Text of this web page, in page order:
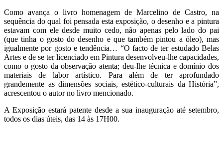
Como avança o livro homenagem de Marcelino de Castro, na
sequência do qual foi pensada esta exposição, o desenho e a pintura
estavam com ele desde muito cedo, não apenas pelo lado do pai
(que tinha o gosto do desenho e que também pintou a óleo), mas
igualmente por gosto e tendência… “O facto de ter estudado Belas
Artes e de se ter licenciado em Pintura desenvolveu-lhe capacidades,
como o gosto da observação atenta; deu-lhe técnica e domínio dos
materiais de labor artístico. Para além de ter aprofundado
grandemente as dimensões sociais, estético-culturais da História”,
acrescentou o autor no livro mencionado.
A Exposição estará patente desde a sua inauguração até setembro,
todos os dias úteis, das 14 às 17H00.